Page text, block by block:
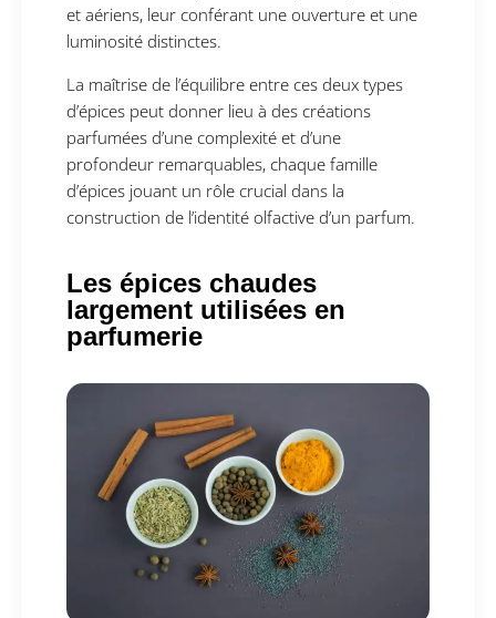
et aériens, leur conférant une ouverture et une
luminosité distinctes.
La maîtrise de l’équilibre entre ces deux types
d’épices peut donner lieu à des créations
parfumées d’une complexité et d’une
profondeur remarquables, chaque famille
d’épices jouant un rôle crucial dans la
construction de l’identité olfactive d’un parfum.
Les épices chaudes
largement utilisées en
parfumerie